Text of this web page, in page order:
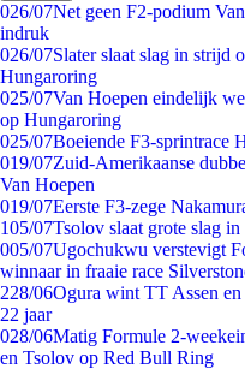
026/07Net geen F2-podium
indruk
026/07Slater slaat slag in strijd
Hungaroring
025/07Van Hoepen eindelijk
op Hungaroring
025/07Boeiende F3-sprintrace
019/07Zuid-Amerikaanse
Van Hoepen
019/07Eerste F3-zege
105/07Tsolov slaat grote slag
005/07Ugochukwu verstevigt
winnaar in fraaie race
228/06Ogura wint TT Assen en
22 jaar
028/06Matig Formule 2-
en Tsolov op Red Bull Ring